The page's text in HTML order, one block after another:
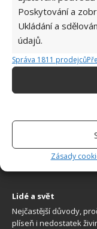
Poskytování a
Ukládání a
údajů.
Správa 1811 prodejců
Zásady
Sháníte zajímavé tipy
aktuální trendy,
stránkách
Lidé a svět
Nejčastější důvody,
plíseň i nedostatek